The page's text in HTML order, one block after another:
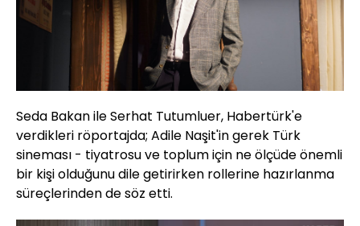
Seda Bakan ile Serhat Tutumluer, Habertürk'e
verdikleri röportajda; Adile Naşit'in gerek Türk
sineması - tiyatrosu ve toplum için ne ölçüde önemli
bir kişi olduğunu dile getirirken rollerine hazırlanma
süreçlerinden de söz etti.